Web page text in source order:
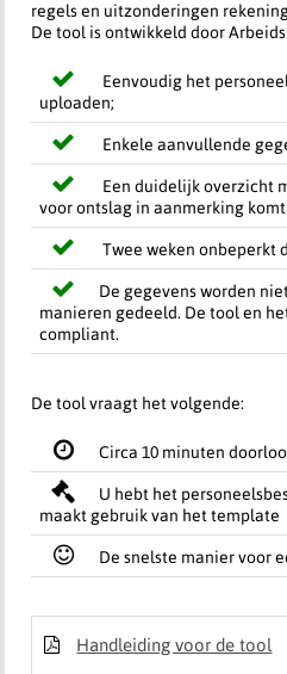
regels en uitzonderingen
De tool is ontwikkeld door
Eenvoudig het
uploaden;
Enkele aanvullende
Een duidelijk overzicht
voor ontslag in aanmerking
Twee weken onbeperkt
De gegevens worden
manieren gedeeld. De tool en
compliant.
De tool vraagt het volgende:
Circa 10 minuten
U hebt het
maakt gebruik van het template
De snelste manier voor
 Handleiding voor de tool